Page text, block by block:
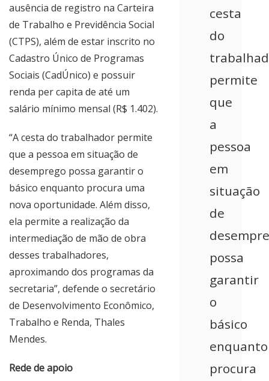
cesta
do
permite
que
a
pessoa
em
situação
de
possa
garantir
o
básico
enquanto
procura
ausência de registro na Carteira
de Trabalho e Previdência Social
(CTPS), além de estar inscrito no
Cadastro Único de Programas
Sociais (CadÚnico) e possuir
renda per capita de até um
salário mínimo mensal (R$ 1.402).
“A cesta do trabalhador permite
que a pessoa em situação de
desemprego possa garantir o
básico enquanto procura uma
nova oportunidade. Além disso,
ela permite a realização da
intermediação de mão de obra
desses trabalhadores,
aproximando dos programas da
secretaria”, defende o secretário
de Desenvolvimento Econômico,
Trabalho e Renda, Thales
Mendes.
Rede de apoio